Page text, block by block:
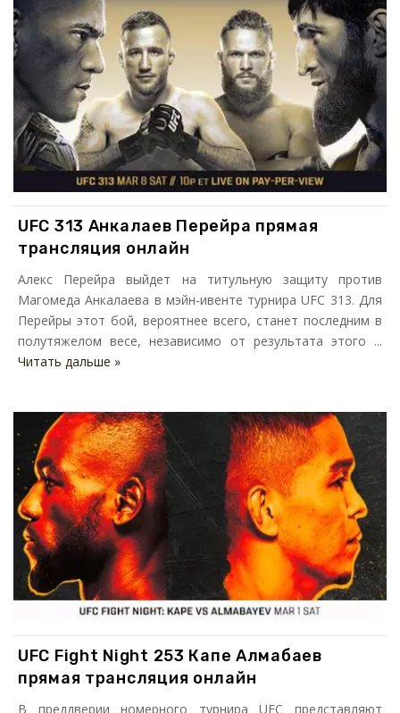
UFC 313 Анкалаев Перейра прямая
трансляция онлайн
Алекс Перейра выйдет на титульную защиту против
Магомеда Анкалаева в мэйн-ивенте турнира UFC 313. Для
Перейры этот бой, вероятнее всего, станет последним в
полутяжелом весе, независимо от результата этого ...
Читать дальше »
UFC Fight Night 253 Капе Алмабаев
прямая трансляция онлайн
В преддверии номерного турнира UFC представляют